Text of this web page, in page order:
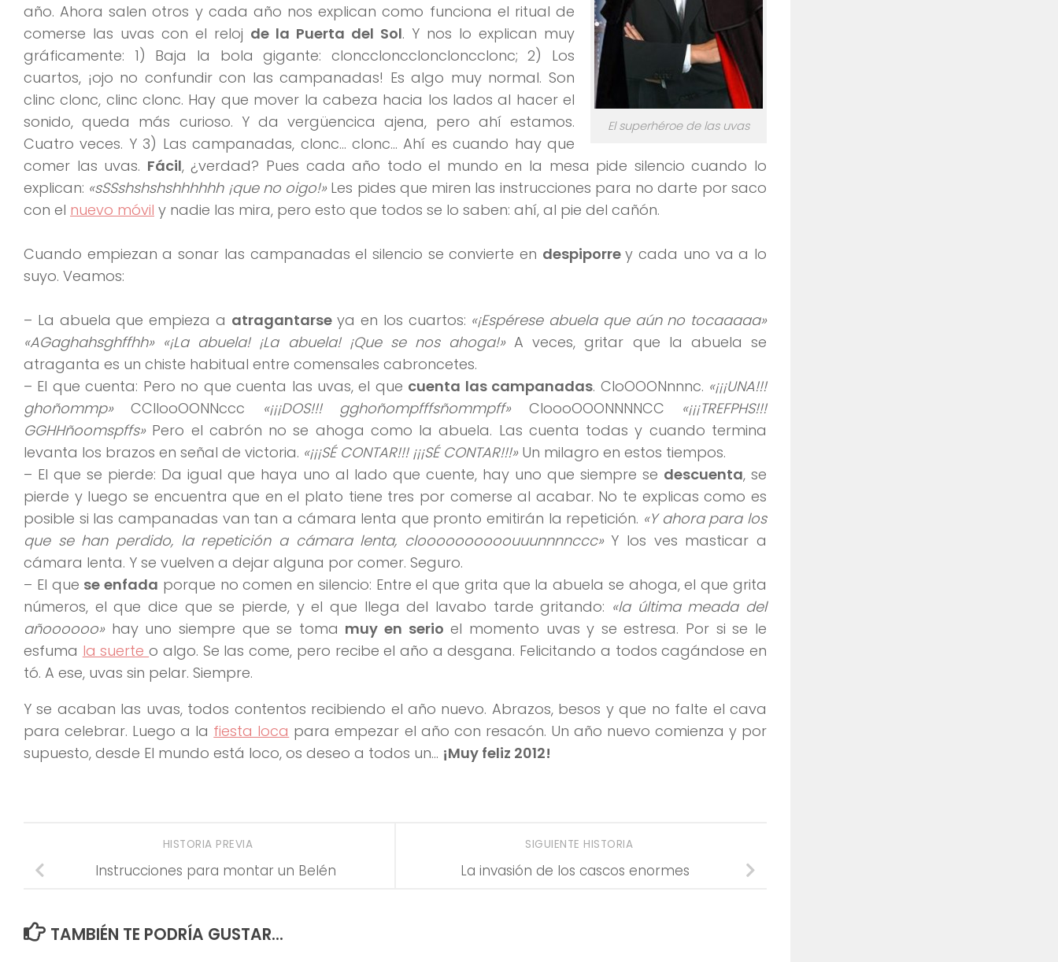
El superhéroe de las uvas
año. Ahora salen otros y cada año nos explican como funciona el ritual de
comerse las uvas con el reloj de la Puerta del Sol. Y nos lo explican muy
gráficamente: 1) Baja la bola gigante: cloncclonccloncloncclonc; 2) Los
cuartos, ¡ojo no confundir con las campanadas! Es algo muy normal. Son
clinc clonc, clinc clonc. Hay que mover la cabeza hacia los lados al hacer el
sonido, queda más curioso. Y da vergüencica ajena, pero ahí estamos.
Cuatro veces. Y 3) Las campanadas, clonc… clonc… Ahí es cuando hay que
comer las uvas. Fácil, ¿verdad? Pues cada año todo el mundo en la mesa pide silencio cuando lo
explican: «sSSshshshshhhhhh ¡que no oigo!»Les pides que miren las instrucciones para no darte por saco
con el nuevo móvil y nadie las mira, pero esto que todos se lo saben: ahí, al pie del cañón.
Cuando empiezan a sonar las campanadas el silencio se convierte en despiporrey cada uno va a lo
suyo. Veamos:
– La abuela que empieza a atragantarseya en los cuartos: «¡Espérese abuela que aún no tocaaaaa»
«AGaghahsghffhh» «¡La abuela! ¡La abuela! ¡Que se nos ahoga!»A veces, gritar que la abuela se
atraganta es un chiste habitual entre comensales cabroncetes.
– El que cuenta: Pero no que cuenta las uvas, el que cuenta las campanadas. CloOOONnnnc. «¡¡¡UNA!!!
ghoñommp»CCllooOONNccc «¡¡¡DOS!!! gghoñompfffsñommpff»CloooOOONNNNCC «¡¡¡TREFPHS!!!
GGHHñoomspffs»Pero el cabrón no se ahoga como la abuela. Las cuenta todas y cuando termina
levanta los brazos en señal de victoria. «¡¡¡SÉ CONTAR!!! ¡¡¡SÉ CONTAR!!!»Un milagro en estos tiempos.
– El que se pierde: Da igual que haya uno al lado que cuente, hay uno que siempre se descuenta, se
pierde y luego se encuentra que en el plato tiene tres por comerse al acabar. No te explicas como es
posible si las campanadas van tan a cámara lenta que pronto emitirán la repetición. «Y ahora para los
que se han perdido, la repetición a cámara lenta, cloooooooooouuunnnnccc»Y los ves masticar a
cámara lenta. Y se vuelven a dejar alguna por comer. Seguro.
– El que se enfada porque no comen en silencio: Entre el que grita que la abuela se ahoga, el que grita
números, el que dice que se pierde, y el que llega del lavabo tarde gritando: «la última meada del
añoooooo»hay uno siempre que se toma muy en serio el momento uvas y se estresa. Por si se le
esfuma la suerteo algo. Se las come, pero recibe el año a desgana. Felicitando a todos cagándose en
tó. A ese, uvas sin pelar. Siempre.
Y se acaban las uvas, todos contentos recibiendo el año nuevo. Abrazos, besos y que no falte el cava
para celebrar. Luego a la fiesta loca para empezar el año con resacón. Un año nuevo comienza y por
supuesto, desde El mundo está loco, os deseo a todos un… ¡Muy feliz 2012!
SIGUIENTE HISTORIA
La invasión de los cascos enormes
HISTORIA PREVIA
Instrucciones para montar un Belén
TAMBIÉN TE PODRÍA GUSTAR...